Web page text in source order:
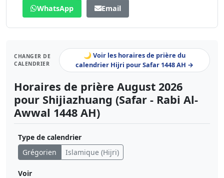
WhatsApp
Email
CHANGER DE
CALENDRIER
🌙 Voir les horaires de prière du
calendrier Hijri pour Safar 1448 AH →
Horaires de prière August 2026
pour Shijiazhuang (Safar - Rabi Al-
Awwal 1448 AH)
Type de calendrier
Grégorien
Islamique (Hijri)
Voir